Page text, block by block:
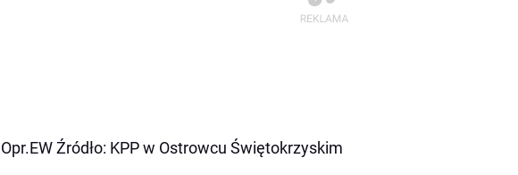
Opr.EW Źródło: KPP w Ostrowcu Świętokrzyskim